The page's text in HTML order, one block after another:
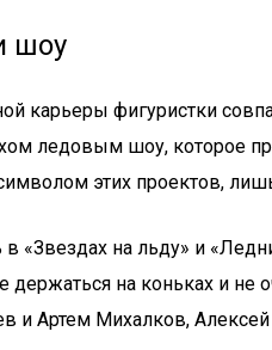
шоу
карьеры фигуристки
ледовым шоу, которое
этих проектов,
в «Звездах на льду» и
держаться на коньках и не
и Артем Михалков,